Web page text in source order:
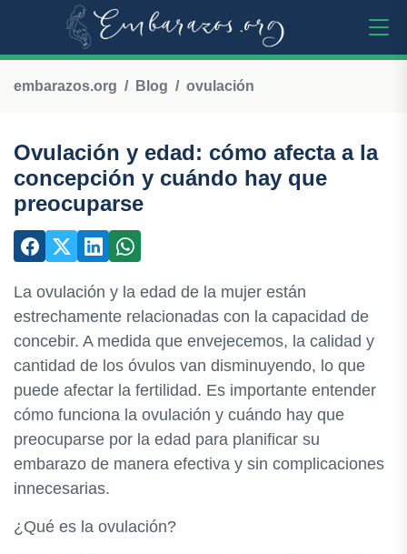
embarazos.org Blog ovulación
Ovulación y edad: cómo afecta a la
concepción y cuándo hay que
preocuparse
La ovulación y la edad de la mujer están
estrechamente relacionadas con la capacidad de
concebir. A medida que envejecemos, la calidad y
cantidad de los óvulos van disminuyendo, lo que
puede afectar la fertilidad. Es importante entender
cómo funciona la ovulación y cuándo hay que
preocuparse por la edad para planificar su
embarazo de manera efectiva y sin complicaciones
innecesarias.
¿Qué es la ovulación?